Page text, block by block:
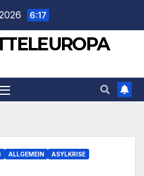
6:17
ALLGEMEIN
ASYLKRISE